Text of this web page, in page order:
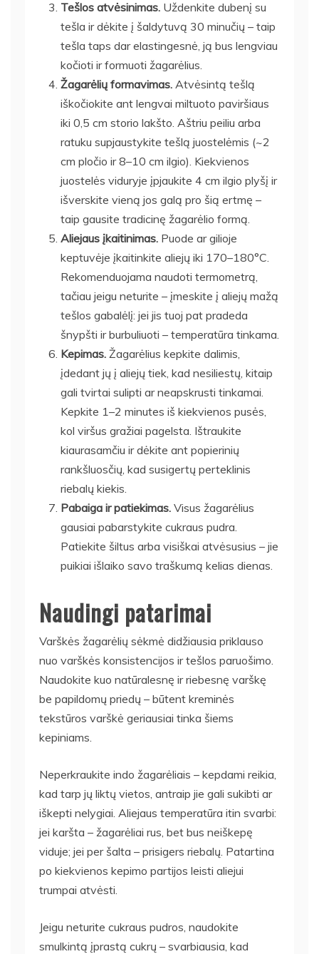
Tešlos atvėsinimas. Uždenkite dubenį su
tešla ir dėkite į šaldytuvą 30 minučių – taip
tešla taps dar elastingesnė, ją bus lengviau
kočioti ir formuoti žagarėlius.
Žagarėlių formavimas. Atvėsintą tešlą
iškočiokite ant lengvai miltuoto paviršiaus
iki 0,5 cm storio lakšto. Aštriu peiliu arba
ratuku supjaustykite tešlą juostelėmis (~2
cm pločio ir 8–10 cm ilgio). Kiekvienos
juostelės viduryje įpjaukite 4 cm ilgio plyšį ir
išverskite vieną jos galą pro šią ertmę –
taip gausite tradicinę žagarėlio formą.
Aliejaus įkaitinimas. Puode ar gilioje
keptuvėje įkaitinkite aliejų iki 170–180°C.
Rekomenduojama naudoti termometrą,
tačiau jeigu neturite – įmeskite į aliejų mažą
tešlos gabalėlį: jei jis tuoj pat pradeda
šnypšti ir burbuliuoti – temperatūra tinkama.
Kepimas. Žagarėlius kepkite dalimis,
įdedant jų į aliejų tiek, kad nesiliestų, kitaip
gali tvirtai sulipti ar neapskrusti tinkamai.
Kepkite 1–2 minutes iš kiekvienos pusės,
kol viršus gražiai pagelsta. Ištraukite
kiaurasamčiu ir dėkite ant popierinių
rankšluosčių, kad susigertų perteklinis
riebalų kiekis.
Pabaiga ir patiekimas. Visus žagarėlius
gausiai pabarstykite cukraus pudra.
Patiekite šiltus arba visiškai atvėsusius – jie
puikiai išlaiko savo traškumą kelias dienas.
Naudingi patarimai
Varškės žagarėlių sėkmė didžiausia priklauso
nuo varškės konsistencijos ir tešlos paruošimo.
Naudokite kuo natūralesnę ir riebesnę varškę
be papildomų priedų – būtent kreminės
tekstūros varškė geriausiai tinka šiems
kepiniams.
Neperkraukite indo žagarėliais – kepdami reikia,
kad tarp jų liktų vietos, antraip jie gali sukibti ar
iškepti nelygiai. Aliejaus temperatūra itin svarbi:
jei karšta – žagarėliai rus, bet bus neiškepę
viduje; jei per šalta – prisigers riebalų. Patartina
po kiekvienos kepimo partijos leisti aliejui
trumpai atvėsti.
Jeigu neturite cukraus pudros, naudokite
smulkintą įprastą cukrų – svarbiausia, kad